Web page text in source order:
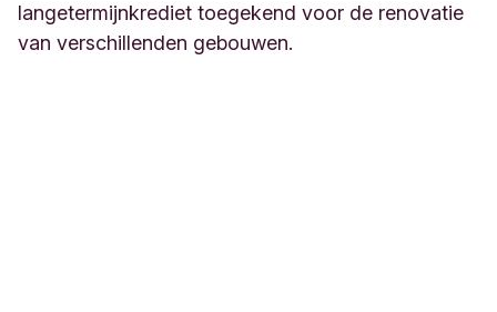
langetermijnkrediet toegekend voor de renovatie
van verschillenden gebouwen.